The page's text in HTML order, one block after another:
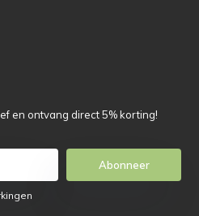
en ontvang direct 5% korting!
Abonneer